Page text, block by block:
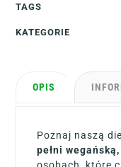
TAGS
KATEGORIE
OPIS
Poznaj naszą
pełni wegańską,